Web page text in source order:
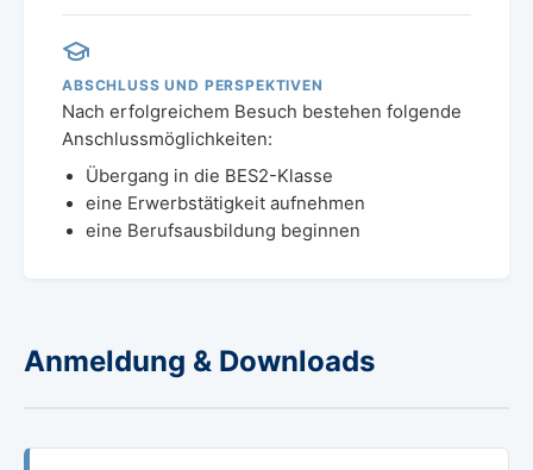
ABSCHLUSS UND PERSPEKTIVEN
Nach erfolgreichem Besuch bestehen folgende
Anschlussmöglichkeiten:
Übergang in die BES2-Klasse
eine Erwerbstätigkeit aufnehmen
eine Berufsausbildung beginnen
Anmeldung & Downloads